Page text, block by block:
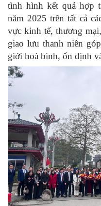
tình hình kết quả hợp
năm 2025 trên tất cả
vực kinh tế, thương
giao lưu thanh niên
giới hoà bình, ổn định